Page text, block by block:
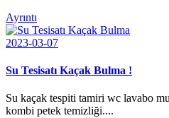
Ayrıntı
2023-03-07
Su Tesisatı Kaçak Bulma !
Su kaçak tespiti tamiri wc lavabo
kombi petek temizliği....